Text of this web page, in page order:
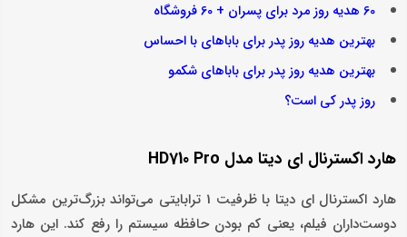
60 هدیه روز مرد برای پسران + 60 فروشگاه
بهترین هدیه روز پدر برای باباهای با احساس
بهترین هدیه روز پدر برای باباهای شکمو
روز پدر کی است؟
هارد اکسترنال ای دیتا مدل HD710 Pro
هارد اکسترنال ای دیتا با ظرفیت 1 ترابایتی می‌تواند بزرگ‌ترین مشکل
دوست‌داران فیلم‌، یعنی کم بودن حافظه سیستم را رفع کند. این هارد